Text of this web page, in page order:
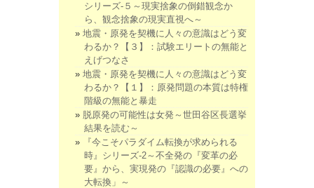
シリーズ-５～現実捨象の倒錯観念か
ら、観念捨象の現実直視へ～
地震・原発を契機に人々の意識はどう変
わるか？【３】：試験エリートの無能と
えげつなさ
地震・原発を契機に人々の意識はどう変
わるか？【１】：原発問題の本質は特権
階級の無能と暴走
脱原発の可能性は女発～世田谷区長選挙
結果を読む～
『今こそパラダイム転換が求められる
時』シリーズ-2～不全発の『変革の必
要』から、実現発の『認識の必要』への
大転換」～